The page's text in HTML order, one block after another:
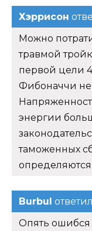
Хэррисон
Можно
травмой
первой цели
Фибоначчи
энергии
таможенных
Burbul
Опять ошибся